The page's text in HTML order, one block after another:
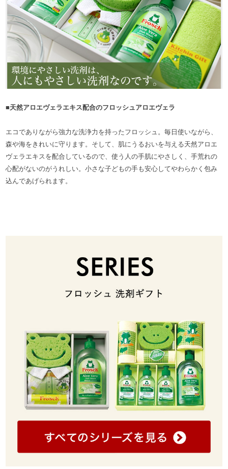
■天然アロエヴェラエキス配合のフロッシュアロエヴェラ
エコでありながら強力な洗浄力を持ったフロッシュ。毎日使いながら、
森や海をきれいに守ります。そして、肌にうるおいを与える天然アロエ
ヴェラエキスを配合しているので、使う人の手肌にやさしく、手荒れの
心配がないのがうれしい。小さな子どもの手も安心してやわらかく包み
込んであげられます。